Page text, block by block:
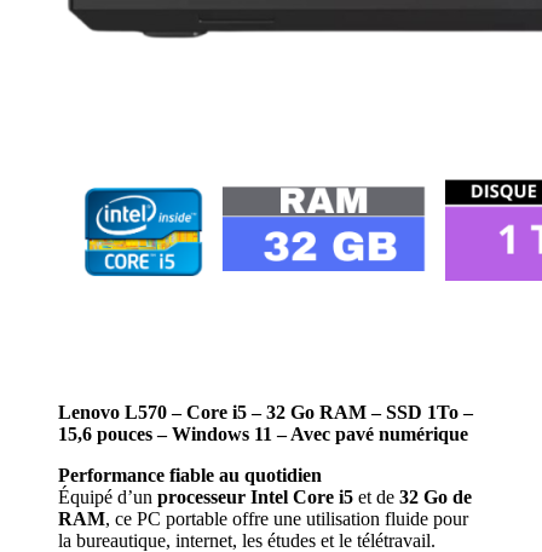
Lenovo L570 – Core i5 – 32 Go RAM – SSD 1To –
15,6 pouces – Windows 11 – Avec pavé numérique
Performance fiable au quotidien
Équipé d’un processeur Intel Core i5 et de 32 Go de
RAM, ce PC portable offre une utilisation fluide pour
la bureautique, internet, les études et le télétravail.